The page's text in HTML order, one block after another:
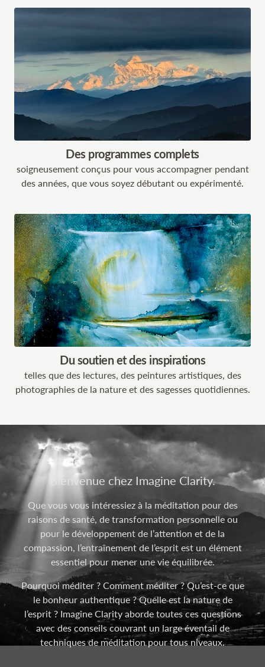
Des programmes complets
soigneusement conçus pour vous accompagner pendant
des années, que vous soyez débutant ou expérimenté.
Du soutien et des inspirations
telles que des lectures, des peintures artistiques, des
photographies de la nature et des sagesses quotidiennes.
Bienvenue chez Imagine Clarity.
Que vous vous intéressiez à la méditation pour des
raisons de santé, de transformation personnelle ou
pour le développement de l’attention et de la
compassion, l’entraînement de l’esprit est un élément
essentiel pour mener une vie équilibrée.
Pourquoi méditer ? Comment méditer ? Qu’est-ce que
le bonheur authentique ? Quelle est la nature de
l’esprit ? Imagine Clarity aborde toutes ces questions
avec des conseils couvrant un large éventail de
techniques de méditation pour tous niveaux.